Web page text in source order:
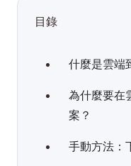
目錄
什麼是雲端
為什麼要在
案？
手動方法：